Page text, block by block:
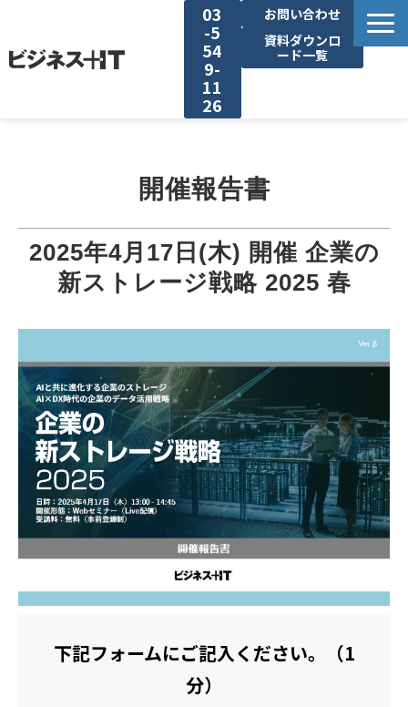
03
-5
54
9-
11
26
お問い合わせ
資料ダウンロ
ード一覧
リード収集がしたい
アンケート調査がしたい
企画資料ダウンロード
活用事例
ブログ
開催報告書
2025年4月17日(木) 開催 企業の
新ストレージ戦略 2025 春
下記フォームにご記入ください。（1
分）